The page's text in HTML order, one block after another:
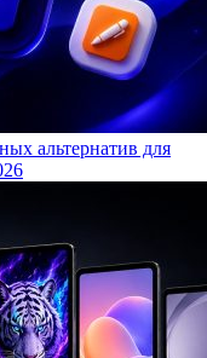
альтернатив для